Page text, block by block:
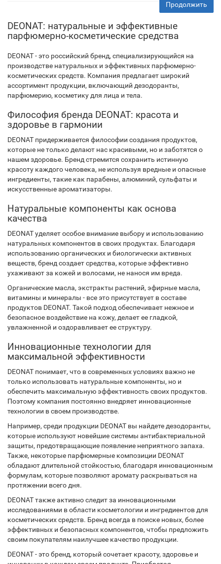
Продолжить
DEONAT: натуральные и эффективные
парфюмерно-косметические средства
DEONAT - это российский бренд, специализирующийся на
производстве натуральных и эффективных парфюмерно-
косметических средств. Компания предлагает широкий
ассортимент продукции, включающий дезодоранты,
парфюмерию, косметику для лица и тела.
Философия бренда DEONAT: красота и
здоровье в гармонии
DEONAT придерживается философии создания продуктов,
которые не только делают нас красивыми, но и заботятся о
нашем здоровье. Бренд стремится сохранить истинную
красоту каждого человека, не используя вредные и опасные
ингредиенты, такие как парабены, алюминий, сульфаты и
искусственные ароматизаторы.
Натуральные компоненты как основа
качества
DEONAT уделяет особое внимание выбору и использованию
натуральных компонентов в своих продуктах. Благодаря
использованию органических и биологически активных
веществ, бренд создает средства, которые эффективно
ухаживают за кожей и волосами, не нанося им вреда.
Органические масла, экстракты растений, эфирные масла,
витамины и минералы - все это присутствует в составе
продуктов DEONAT. Такой подход обеспечивает нежное и
безопасное воздействие на кожу, делает ее гладкой,
увлажненной и оздоравливает ее структуру.
Инновационные технологии для
максимальной эффективности
DEONAT понимает, что в современных условиях важно не
только использовать натуральные компоненты, но и
обеспечить максимальную эффективность своих продуктов.
Поэтому компания постоянно внедряет инновационные
технологии в своем производстве.
Например, среди продукции DEONAT вы найдете дезодоранты,
которые используют новейшие системы антибактериальной
защиты, предотвращающие появление неприятного запаха.
Также, некоторые парфюмерные композиции DEONAT
обладают длительной стойкостью, благодаря инновационным
формулам, которые позволяют аромату раскрываться на
протяжении всего дня.
DEONAT также активно следит за инновационными
исследованиями в области косметологии и ингредиентов для
косметических средств. Бренд всегда в поиске новых, более
эффективных и безопасных компонентов, чтобы предложить
своим покупателям наилучшее качество продукции.
DEONAT - это бренд, который сочетает красоту, здоровье и